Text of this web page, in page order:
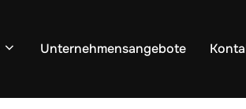
Unternehmensangebote